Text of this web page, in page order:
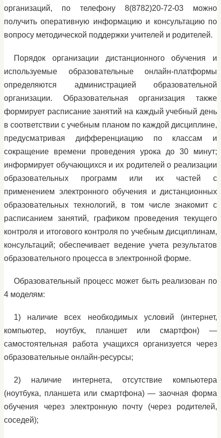
организаций, по телефону 8(8782)20-72-03 можно
получить оперативную информацию и консультацию по
вопросу методической поддержки учителей и родителей.
Порядок организации дистанционного обучения и
используемые образовательные онлайн-платформы
определяются администрацией образовательной
организации. Образовательная организация также
формирует расписание занятий на каждый учебный день
в соответствии с учебным планом по каждой дисциплине,
предусматривая дифференциацию по классам и
сокращение времени проведения урока до 30 минут;
информирует обучающихся и их родителей о реализации
образовательных программ или их частей с
применением электронного обучения и дистанционных
образовательных технологий, в том числе знакомит с
расписанием занятий, графиком проведения текущего
контроля и итогового контроля по учебным дисциплинам,
консультаций; обеспечивает ведение учета результатов
образовательного процесса в электронной форме.
Образовательный процесс может быть реализован по
4 моделям:
1) наличие всех необходимых условий (интернет,
компьютер, ноутбук, планшет или смартфон) —
самостоятельная работа учащихся организуется через
образовательные онлайн-ресурсы;
2) наличие интернета, отсутствие компьютера
(ноутбука, планшета или смартфона) — заочная форма
обучения через электронную почту (через родителей,
соседей);